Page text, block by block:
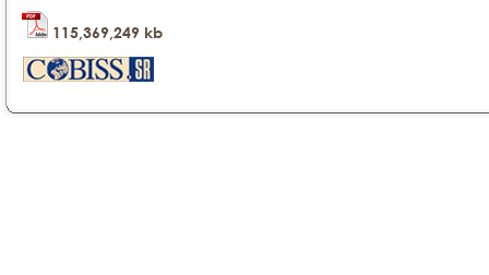
115,369,249 kb